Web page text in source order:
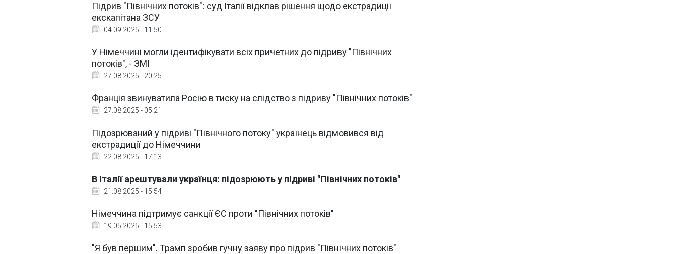
Підрив "Північних потоків": суд Італії відклав рішення щодо екстрадиції
екскапітана ЗСУ
04.09.2025 - 11:50
У Німеччині могли ідентифікувати всіх причетних до підриву "Північних
потоків", - ЗМІ
27.08.2025 - 20:25
Франція звинуватила Росію в тиску на слідство з підриву "Північних потоків"
27.08.2025 - 05:21
Підозрюваний у підриві "Північного потоку" українець відмовився від
екстрадиції до Німеччини
22.08.2025 - 17:13
В Італії арештували українця: підозрюють у підриві "Північних потоків"
21.08.2025 - 15:54
Німеччина підтримує санкції ЄС проти "Північних потоків"
19.05.2025 - 15:53
"Я був першим". Трамп зробив гучну заяву про підрив "Північних потоків"